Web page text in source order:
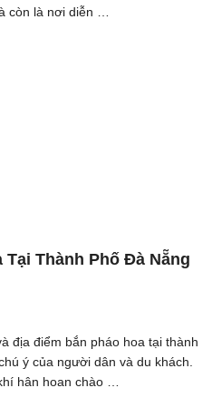
còn là nơi diễn …
Thành Phố Đà Nẵng
địa điểm bắn pháo hoa tại thành
ý của người dân và du khách.
hân hoan chào …